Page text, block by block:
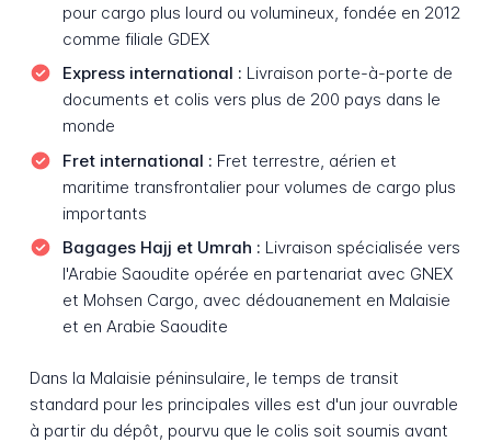
pour cargo plus lourd ou volumineux, fondée en 2012
comme filiale GDEX
Express international : Livraison porte-à-porte de
documents et colis vers plus de 200 pays dans le
monde
Fret international : Fret terrestre, aérien et
maritime transfrontalier pour volumes de cargo plus
importants
Bagages Hajj et Umrah : Livraison spécialisée vers
l'Arabie Saoudite opérée en partenariat avec GNEX
et Mohsen Cargo, avec dédouanement en Malaisie
et en Arabie Saoudite
Dans la Malaisie péninsulaire, le temps de transit
standard pour les principales villes est d'un jour ouvrable
à partir du dépôt, pourvu que le colis soit soumis avant